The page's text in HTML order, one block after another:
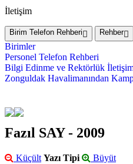
İletişim
Birim Telefon Rehberi Rehber
Birimler
Personel Telefon Rehberi
Bilgi Edinme ve Rektörlük
Zonguldak Havalimanından
Fazıl SAY - 2009
Küçült Yazı Tipi Büyüt